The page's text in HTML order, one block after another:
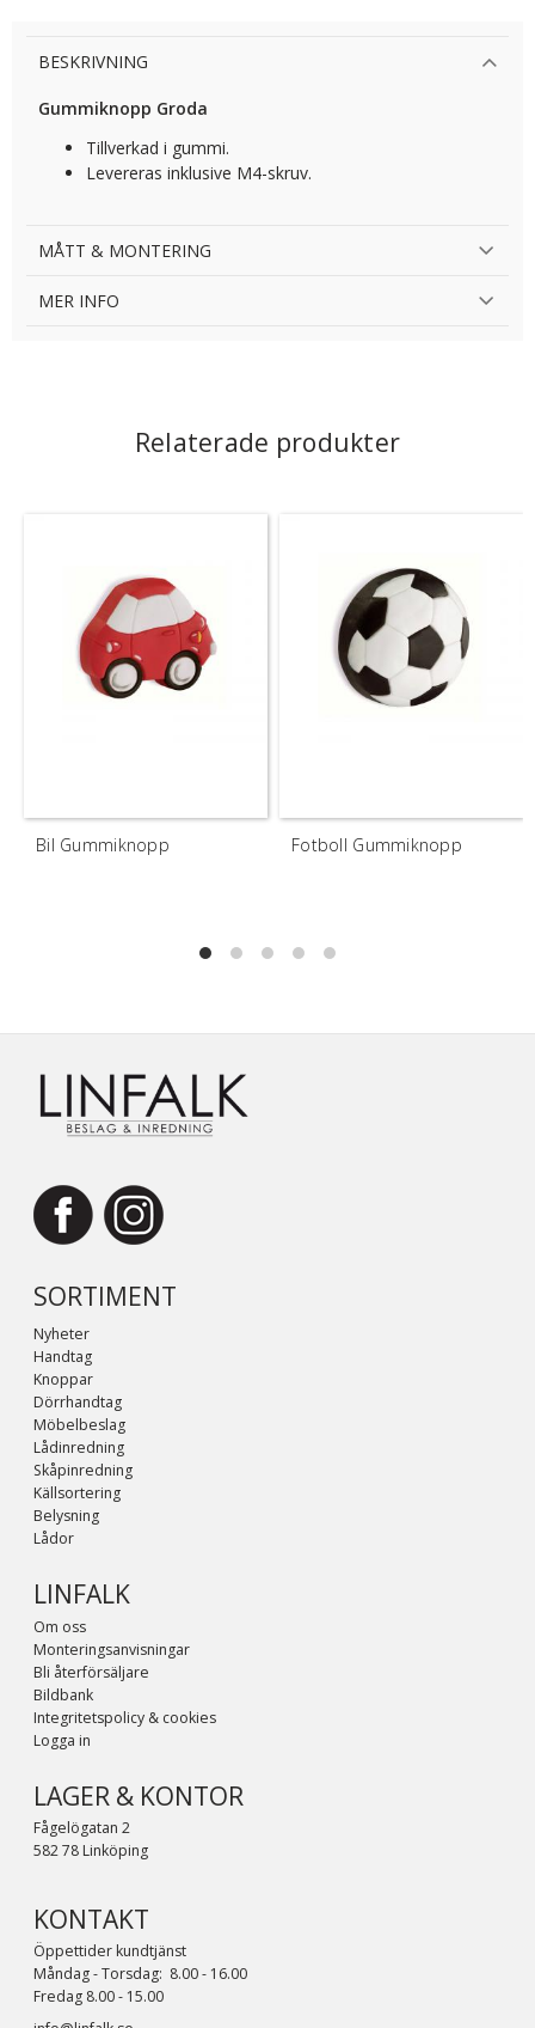
BESKRIVNING
Gummiknopp Groda
Tillverkad i gummi.
Levereras inklusive M4-skruv.
MÅTT & MONTERING
MER INFO
Relaterade produkter
Bil Gummiknopp Fotboll Gummiknopp
SORTIMENT
Nyheter
Handtag
Knoppar
Dörrhandtag
Möbelbeslag
Lådinredning
Skåpinredning
Källsortering
Belysning
Lådor
LINFALK
Om oss
Monteringsanvisningar
Bli återförsäljare
Bildbank
Integritetspolicy & cookies
Logga in
LAGER & KONTOR
Fågelögatan 2
582 78 Linköping
KONTAKT
Öppettider kundtjänst
Måndag - Torsdag: 8.00 - 16.00
Fredag 8.00 - 15.00